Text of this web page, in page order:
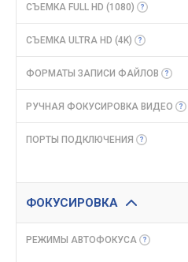
СЪЕМКА FULL HD (1080)
СЪЕМКА ULTRA HD (4K)
ФОРМАТЫ ЗАПИСИ ФАЙЛОВ
РУЧНАЯ ФОКУСИРОВКА ВИДЕО
ПОРТЫ ПОДКЛЮЧЕНИЯ
ФОКУСИРОВКА
РЕЖИМЫ АВТОФОКУСА